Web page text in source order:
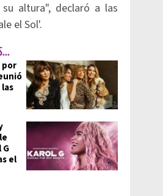
altura", declaró a las
el Sol'.
por
el